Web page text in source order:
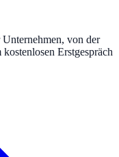
von der
Erstgespräch